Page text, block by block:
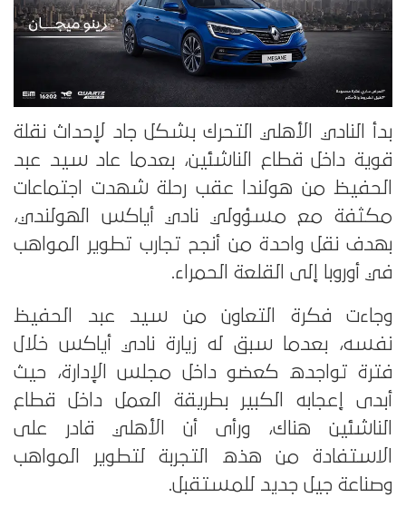
بدأ النادي الأهلي التحرك بشكل جاد لإحداث نقلة
قوية داخل قطاع الناشئين، بعدما عاد سيد عبد
الحفيظ من هولندا عقب رحلة شهدت اجتماعات
مكثفة مع مسؤولي نادي أياكس الهولندي،
بهدف نقل واحدة من أنجح تجارب تطوير المواهب
في أوروبا إلى القلعة الحمراء.
وجاءت فكرة التعاون من سيد عبد الحفيظ
نفسه، بعدما سبق له زيارة نادي أياكس خلال
فترة تواجده كعضو داخل مجلس الإدارة، حيث
أبدى إعجابه الكبير بطريقة العمل داخل قطاع
الناشئين هناك، ورأى أن الأهلي قادر على
الاستفادة من هذه التجربة لتطوير المواهب
وصناعة جيل جديد للمستقبل.